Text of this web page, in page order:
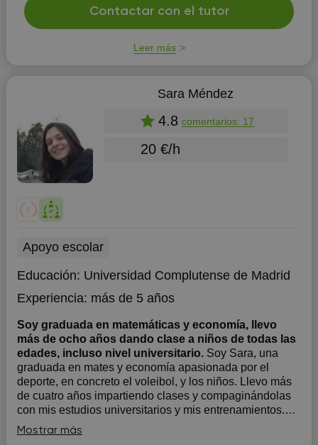
Contactar con el tutor
Leer más
Sara Méndez
4.8 comentarios: 17
20 €/h
Apoyo escolar
Educación: Universidad Complutense de Madrid
Experiencia: más de 5 años
Soy graduada en matemáticas y economía, llevo
más de ocho años dando clase a niños de todas las
edades, incluso nivel universitario. Soy Sara, una
graduada en mates y economía apasionada por el
deporte, en concreto el voleibol, y los niños. Llevo más
de cuatro años impartiendo clases y compaginándolas
con mis estudios universitarios y mis entrenamientos.
Me encanta ver cómo los niños van mejorando y su
actitud cambia, las matemát...
Mostrar más